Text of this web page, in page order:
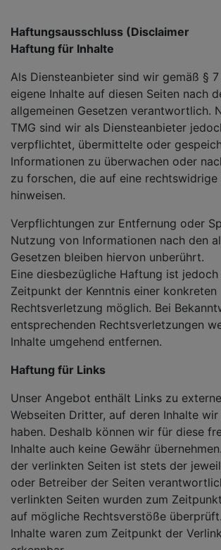
Haftungsausschluss (Disclaimer
Haftung für Inhalte
Als Diensteanbieter sind wir gemäß § 7
eigene Inhalte auf diesen Seiten nach
allgemeinen Gesetzen verantwortlich.
TMG sind wir als Diensteanbieter
verpflichtet, übermittelte oder
Informationen zu überwachen oder
zu forschen, die auf eine
hinweisen.
Verpflichtungen zur Entfernung oder
Nutzung von Informationen nach den
Gesetzen bleiben hiervon unberührt.
Eine diesbezügliche Haftung ist
Zeitpunkt der Kenntnis einer konkreten
Rechtsverletzung möglich. Bei
entsprechenden Rechtsverletzungen
Inhalte umgehend entfernen.
Haftung für Links
Unser Angebot enthält Links zu
Webseiten Dritter, auf deren Inhalte
haben. Deshalb können wir für diese
Inhalte auch keine Gewähr
der verlinkten Seiten ist stets der
oder Betreiber der Seiten
verlinkten Seiten wurden zum
auf mögliche Rechtsverstöße
Inhalte waren zum Zeitpunkt der